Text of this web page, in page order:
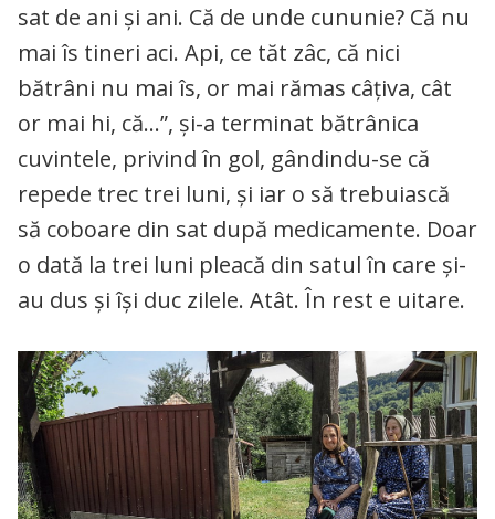
sat de ani și ani. Că de unde cununie? Că nu
mai îs tineri aci. Api, ce tăt zâc, că nici
bătrâni nu mai îs, or mai rămas câțiva, cât
or mai hi, că…”, și-a terminat bătrânica
cuvintele, privind în gol, gândindu-se că
repede trec trei luni, și iar o să trebuiască
să coboare din sat după medicamente. Doar
o dată la trei luni pleacă din satul în care și-
au dus și își duc zilele. Atât. În rest e uitare.